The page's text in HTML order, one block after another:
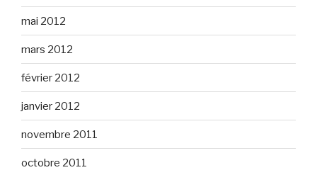
mai 2012
mars 2012
février 2012
janvier 2012
novembre 2011
octobre 2011